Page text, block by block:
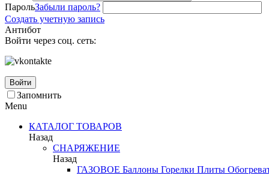
ПарольЗабыли пароль?
Создать учетную запись
Антибот
Войти через соц. сеть:
Войти
Запомнить
Menu
КАТАЛОГ ТОВАРОВ
Назад
СНАРЯЖЕНИЕ
Назад
ГАЗОВОЕ Баллоны Горелки Плиты